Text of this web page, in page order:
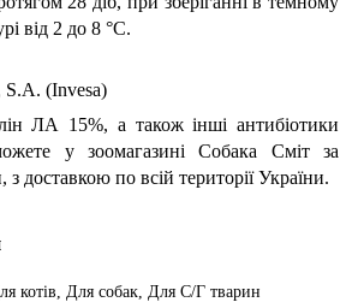
від 2 до 8 °С.
S.A. (Invesa)
ЛА 15%, а також інші антибіотики
у зоомагазині Собака Сміт за
доставкою по всій території України.
котів, Для собак, Для С/Г тварин